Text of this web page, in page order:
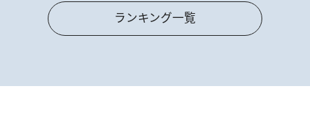
ランキング一覧